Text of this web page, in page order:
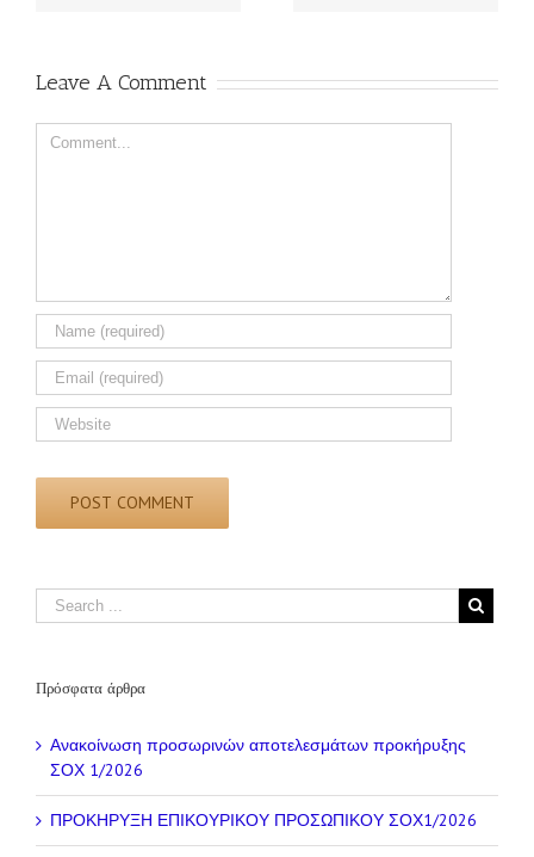
Leave A Comment
Comment
Πρόσφατα άρθρα
Ανακοίνωση προσωρινών αποτελεσμάτων προκήρυξης
ΣΟΧ 1/2026
ΠΡΟΚΗΡΥΞΗ ΕΠΙΚΟΥΡΙΚΟΥ ΠΡΟΣΩΠΙΚΟΥ ΣΟΧ1/2026